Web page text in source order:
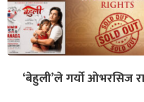
‘बेहुली’ले गर्यो ओभरसिज